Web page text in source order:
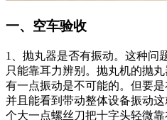
一、空车验收
1、抛丸器是否有振动。这种问
只能靠耳力辨别。抛丸机的抛
有一点振动是不可能的。但要
并且能看到带动整体设备振动
个大一点螺丝刀把十字头轻微